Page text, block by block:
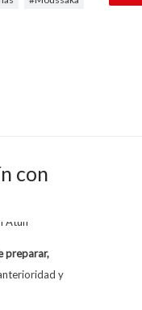
con
preparar,
y